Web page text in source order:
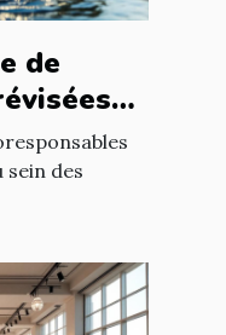
de
sein des